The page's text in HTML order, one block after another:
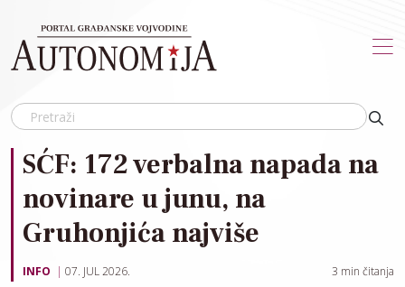
SĆF: 172 verbalna napada na
novinare u junu, na
Gruhonjića najviše
INFO 07. JUL 2026. 3 min čitanja